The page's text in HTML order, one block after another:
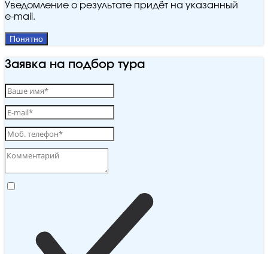
Уведомление о результате придёт на указанный
e‑mail.
Понятно
Заявка на подбор тура